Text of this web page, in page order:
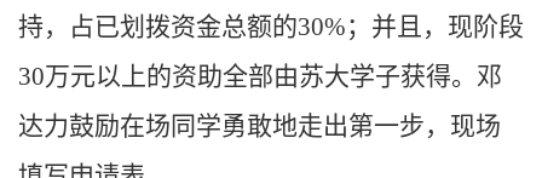
持，占已划拨资金总额的30%；并且，现阶段
30万元以上的资助全部由苏大学子获得。邓
达力鼓励在场同学勇敢地走出第一步，现场